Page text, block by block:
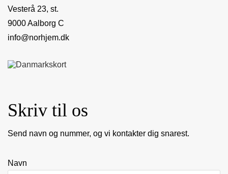
Vesterå 23, st.
9000 Aalborg C
info@norhjem.dk
Skriv til os
Send navn og nummer, og vi kontakter dig snarest.
Navn